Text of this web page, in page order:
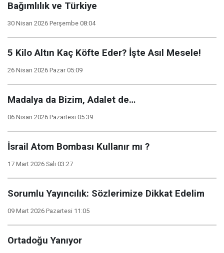
Bağımlılık ve Türkiye
30 Nisan 2026 Perşembe 08:04
5 Kilo Altın Kaç Köfte Eder? İşte Asıl Mesele!
26 Nisan 2026 Pazar 05:09
Madalya da Bizim, Adalet de…
06 Nisan 2026 Pazartesi 05:39
İsrail Atom Bombası Kullanır mı ?
17 Mart 2026 Salı 03:27
Sorumlu Yayıncılık: Sözlerimize Dikkat Edelim
09 Mart 2026 Pazartesi 11:05
Ortadoğu Yanıyor